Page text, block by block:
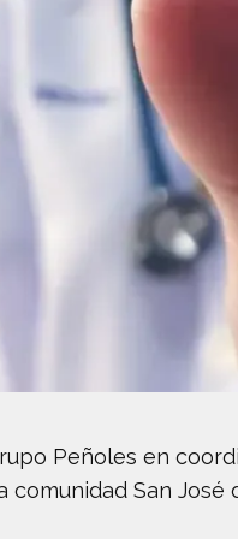
Peñoles en
comunidad San José